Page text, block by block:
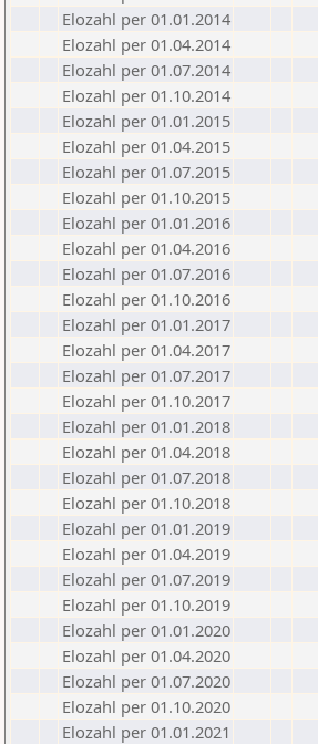
Elozahl per 01.01.2014
Elozahl per 01.04.2014
Elozahl per 01.07.2014
Elozahl per 01.10.2014
Elozahl per 01.01.2015
Elozahl per 01.04.2015
Elozahl per 01.07.2015
Elozahl per 01.10.2015
Elozahl per 01.01.2016
Elozahl per 01.04.2016
Elozahl per 01.07.2016
Elozahl per 01.10.2016
Elozahl per 01.01.2017
Elozahl per 01.04.2017
Elozahl per 01.07.2017
Elozahl per 01.10.2017
Elozahl per 01.01.2018
Elozahl per 01.04.2018
Elozahl per 01.07.2018
Elozahl per 01.10.2018
Elozahl per 01.01.2019
Elozahl per 01.04.2019
Elozahl per 01.07.2019
Elozahl per 01.10.2019
Elozahl per 01.01.2020
Elozahl per 01.04.2020
Elozahl per 01.07.2020
Elozahl per 01.10.2020
Elozahl per 01.01.2021